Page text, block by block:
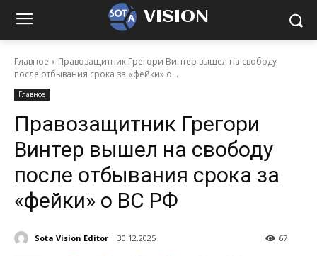
VISION
Главное
Правозащитник Грегори Винтер вышел на свободу
после отбывания срока за «фейки» о...
Главное
Правозащитник Грегори
Винтер вышел на свободу
после отбывания срока за
«фейки» о ВС РФ
Sota Vision Editor 30.12.2025 67